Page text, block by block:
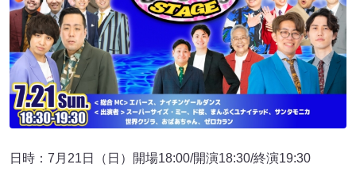
日時：7月21日（日）開場18:00/開演18:30/終演19:30